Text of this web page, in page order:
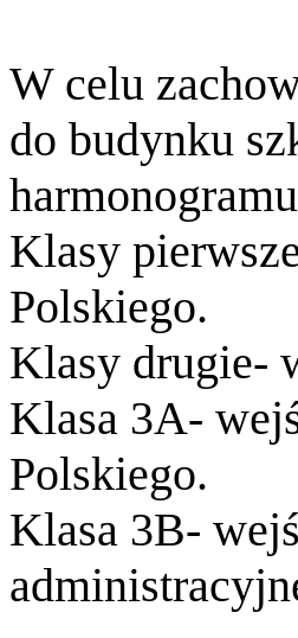
W celu
do budynku
Klasy
Polskiego.
Klasy drugie-
Klasa 3A-
Polskiego.
Klasa 3B-